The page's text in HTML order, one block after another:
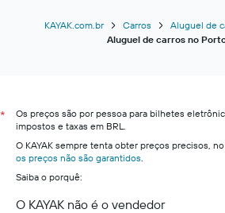
KAYAK.com.br Carros
Aluguel de
Aluguel de carros no
*
Os preços são por pessoa para bilhetes
impostos e taxas em BRL.
O KAYAK sempre tenta obter preços precisos,
os preços não são garantidos
Saiba o porquê:
O KAYAK não é o vendedor